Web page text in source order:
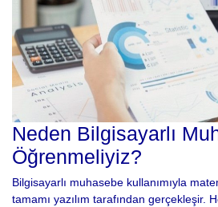
Neden Bilgisayarlı
Öğrenmeliyiz?
Bilgisayarlı muhasebe kullanımıyla
tamamı yazılım tarafından gerçekleşir.